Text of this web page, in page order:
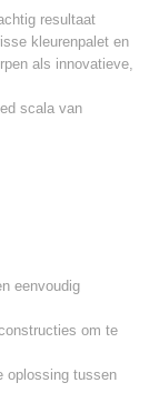
resultaat
kleurenpalet en
als innovatieve,
scala van
eenvoudig
om te
oplossing tussen